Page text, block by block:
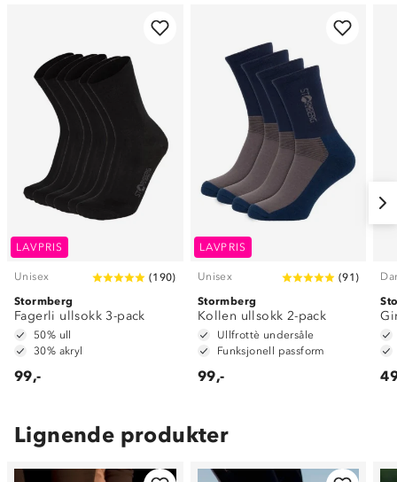
LAVPRIS
Unisex (190)
Stormberg
Fagerli ullsokk 3-pack
50% ull
30% akryl
99,-
LAVPRIS
Unisex (91 )
Stormberg
Kollen ullsokk 2-pack
Ullfrottè undersåle
Funksjonell passform
99,-
Lignende produkter